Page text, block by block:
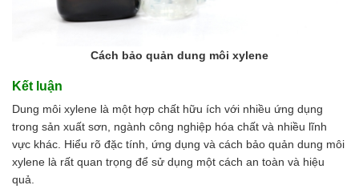
Cách bảo quản dung môi xylene
Kết luận
Dung môi xylene là một hợp chất hữu ích với nhiều ứng dụng
trong sản xuất sơn, ngành công nghiệp hóa chất và nhiều lĩnh
vực khác. Hiểu rõ đặc tính, ứng dụng và cách bảo quản dung môi
xylene là rất quan trọng để sử dụng một cách an toàn và hiệu
quả.